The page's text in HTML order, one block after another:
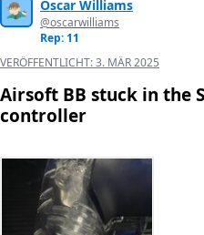
Oscar Williams
@oscarwilliams
Rep: 11
VERÖFFENTLICHT:3. MÄR 2025
Airsoft BB stuck in the
controller